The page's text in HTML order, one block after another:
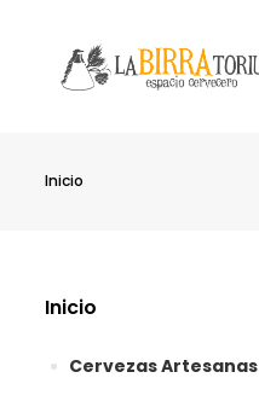
Inicio
Inicio
Cervezas Artesanas